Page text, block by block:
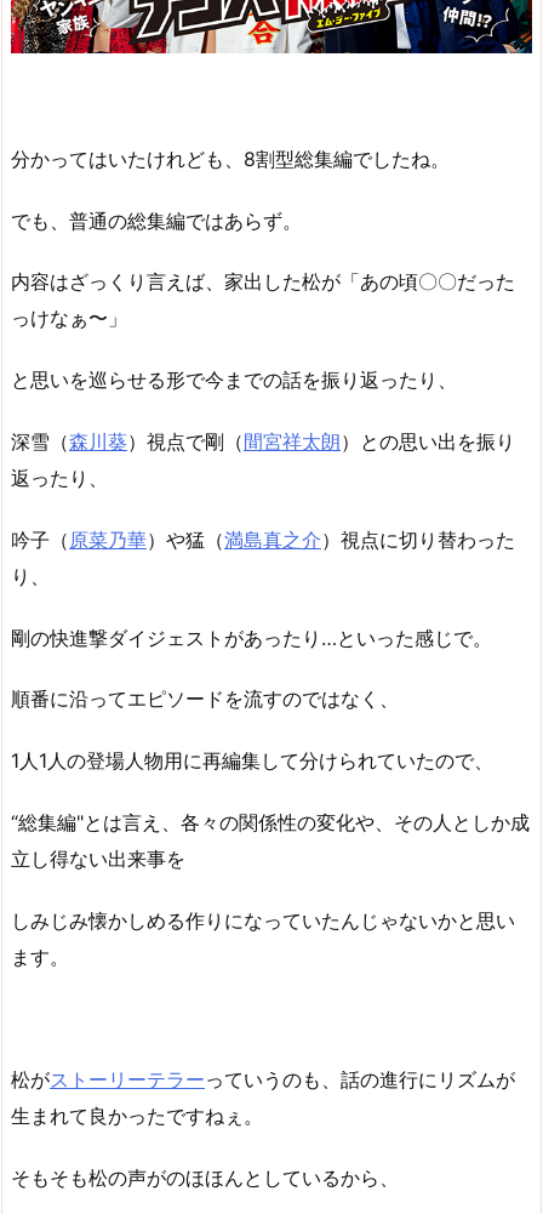
分かってはいたけれども、8割型総集編でしたね。
でも、普通の総集編ではあらず。
内容はざっくり言えば、家出した松が「あの頃〇〇だった
っけなぁ〜」
と思いを巡らせる形で今までの話を振り返ったり、
深雪（森川葵）視点で剛（間宮祥太朗）との思い出を振り
返ったり、
吟子（ 原菜乃華）や猛（満島真之介）視点に切り替わった
り、
剛の快進撃ダイジェストがあったり…といった感じで。
順番に沿ってエピソードを流すのではなく、
1人1人の登場人物用に再編集して分けられていたので、
“総集編"とは言え、各々の関係性の変化や、その人としか成
立し得ない出来事を
しみじみ懐かしめる作りになっていたんじゃないかと思い
ます。
松がストーリーテラーっていうのも、話の進行にリズムが
生まれて良かったですねぇ。
そもそも松の声がのほほんとしているから、